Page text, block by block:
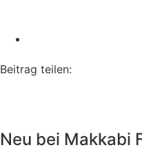
Beitrag teilen:
Neu bei Makkabi